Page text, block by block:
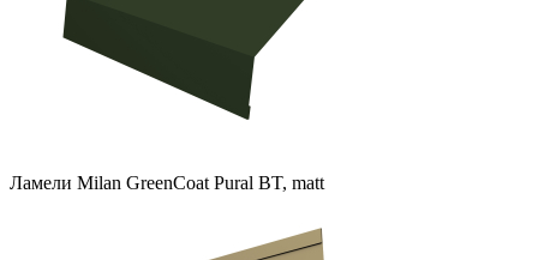
Ламели Milan GreenCoat Pural BT, matt